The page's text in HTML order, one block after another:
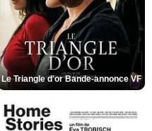
Le Triangle d'or Bande-annonce VF